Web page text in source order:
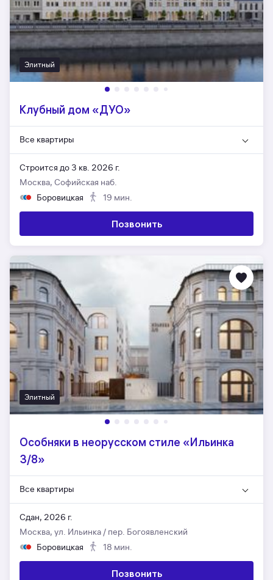
Элитный
Клубный дом «ДУО»
Все квартиры
Строится до 3 кв. 2026 г.
Москва, Софийская наб.
Боровицкая
19 мин.
Позвонить
Элитный
Особняки в неорусском стиле «Ильинка
3/8»
Все квартиры
Сдан, 2026 г.
Москва, ул. Ильинка / пер. Богоявленский
Боровицкая
18 мин.
Позвонить